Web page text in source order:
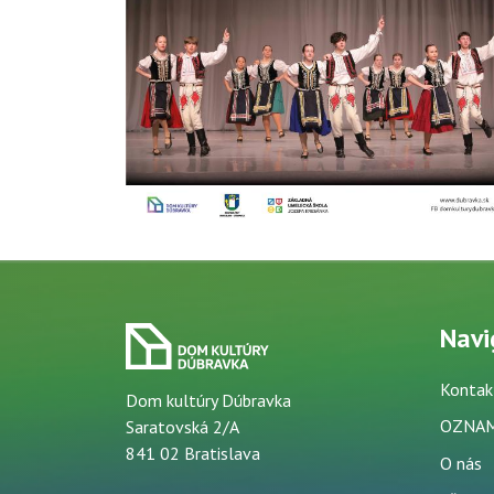
Dom kultúry Dúbravka
Saratovská 2/A
841 02 Bratislava
O nás